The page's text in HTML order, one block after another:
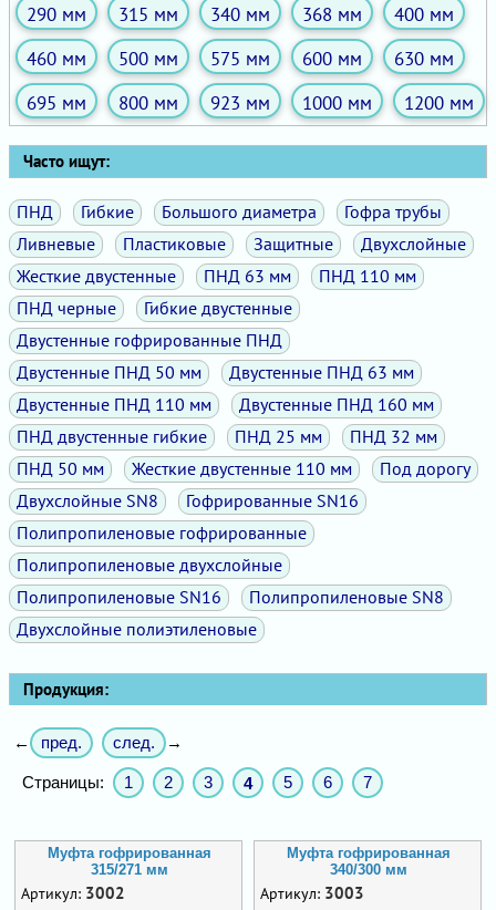
290 мм
315 мм 340 мм 368 мм
400 мм
460 мм
500 мм 575 мм 600 мм
630 мм
695 мм
800 мм 923 мм 1000 мм 1200 мм
Часто ищут:
ПНД Гибкие Большого диаметра
Гофра трубы
Ливневые
Пластиковые Защитные
Двухслойные
Жесткие двустенные
ПНД 63 мм
ПНД 110 мм
ПНД черные
Гибкие двустенные
Двустенные гофрированные ПНД
Двустенные ПНД 50 мм
Двустенные ПНД 63 мм
Двустенные ПНД 110 мм
Двустенные ПНД 160 мм
ПНД двустенные гибкие
ПНД 25 мм
ПНД 32 мм
ПНД 50 мм
Жесткие двустенные 110 мм
Под дорогу
Двухслойные SN8
Гофрированные SN16
Полипропиленовые гофрированные
Полипропиленовые двухслойные
Полипропиленовые SN16
Полипропиленовые SN8
Двухслойные полиэтиленовые
Продукция:
← пред. след. →
Страницы: 1 2 3 4 5 6 7
Муфта гофрированная
315/271 мм
Артикул: 3002
Муфта гофрированная
340/300 мм
Артикул: 3003